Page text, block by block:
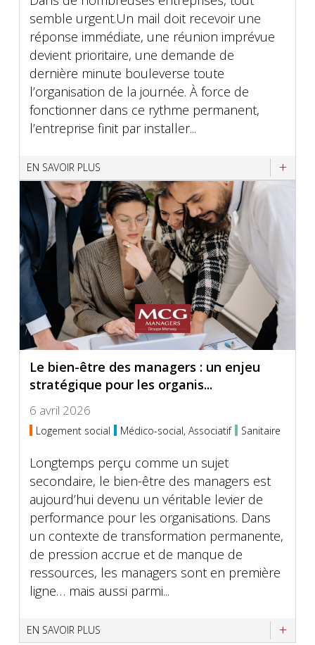
semble urgent.Un mail doit recevoir une
réponse immédiate, une réunion imprévue
devient prioritaire, une demande de
dernière minute bouleverse toute
l’organisation de la journée. À force de
fonctionner dans ce rythme permanent,
l’entreprise finit par installer...
EN SAVOIR PLUS
Le bien-être des managers : un enjeu
stratégique pour les organis...
6 avril 2026
Logement social Médico-social, Associatif Sanitaire
Longtemps perçu comme un sujet
secondaire, le bien-être des managers est
aujourd’hui devenu un véritable levier de
performance pour les organisations. Dans
un contexte de transformation permanente,
de pression accrue et de manque de
ressources, les managers sont en première
ligne… mais aussi parmi...
EN SAVOIR PLUS